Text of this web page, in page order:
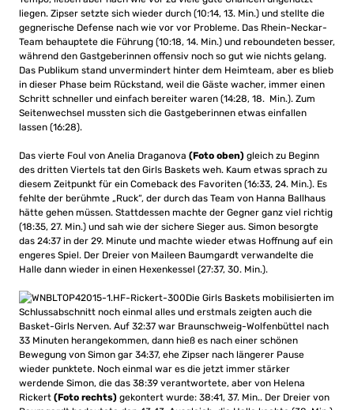
liegen. Zipser setzte sich wieder durch (10:14, 13. Min.) und stellte die
gegnerische Defense nach wie vor vor Probleme. Das Rhein-Neckar-
Team behauptete die Führung (10:18, 14. Min.) und reboundeten besser,
während den Gastgeberinnen offensiv noch so gut wie nichts gelang.
Das Publikum stand unvermindert hinter dem Heimteam, aber es blieb
in dieser Phase beim Rückstand, weil die Gäste wacher, immer einen
Schritt schneller und einfach bereiter waren (14:28, 18. Min.). Zum
Seitenwechsel mussten sich die Gastgeberinnen etwas einfallen
lassen (16:28).
Das vierte Foul von Anelia Draganova (Foto oben) gleich zu Beginn
des dritten Viertels tat den Girls Baskets weh. Kaum etwas sprach zu
diesem Zeitpunkt für ein Comeback des Favoriten (16:33, 24. Min.). Es
fehlte der berühmte „Ruck“, der durch das Team von Hanna Ballhaus
hätte gehen müssen. Stattdessen machte der Gegner ganz viel richtig
(18:35, 27. Min.) und sah wie der sichere Sieger aus. Simon besorgte
das 24:37 in der 29. Minute und machte wieder etwas Hoffnung auf ein
engeres Spiel. Der Dreier von Maileen Baumgardt verwandelte die
Halle dann wieder in einen Hexenkessel (27:37, 30. Min.).
Die Girls Baskets mobilisierten im
Schlussabschnitt noch einmal alles und erstmals zeigten auch die
Basket-Girls Nerven. Auf 32:37 war Braunschweig-Wolfenbüttel nach
33 Minuten herangekommen, dann hieß es nach einer schönen
Bewegung von Simon gar 34:37, ehe Zipser nach längerer Pause
wieder punktete. Noch einmal war es die jetzt immer stärker
werdende Simon, die das 38:39 verantwortete, aber von Helena
Rickert (Foto rechts) gekontert wurde: 38:41, 37. Min.. Der Dreier von